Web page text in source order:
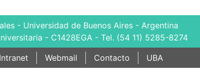
- Universidad de Buenos Aires - Argentina
- C1428EGA - Tel. (54 11) 5285-8274
Intranet Webmail Contacto UBA